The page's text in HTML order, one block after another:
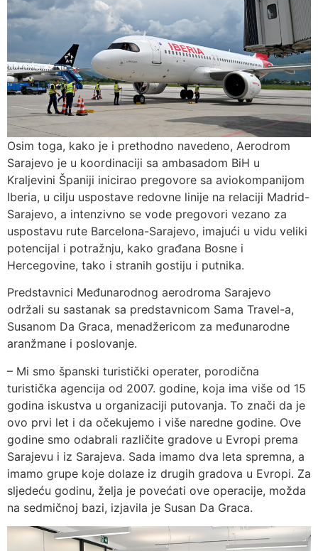
Osim toga, kako je i prethodno navedeno, Aerodrom
Sarajevo je u koordinaciji sa ambasadom BiH u
Kraljevini Španiji inicirao pregovore sa aviokompanijom
Iberia, u cilju uspostave redovne linije na relaciji Madrid-
Sarajevo, a intenzivno se vode pregovori vezano za
uspostavu rute Barcelona-Sarajevo, imajući u vidu veliki
potencijal i potražnju, kako građana Bosne i
Hercegovine, tako i stranih gostiju i putnika.
Predstavnici Međunarodnog aerodroma Sarajevo
održali su sastanak sa predstavnicom Sama Travel-a,
Susanom Da Graca, menadžericom za međunarodne
aranžmane i poslovanje.
– Mi smo španski turistički operater, porodična
turistička agencija od 2007. godine, koja ima više od 15
godina iskustva u organizaciji putovanja. To znači da je
ovo prvi let i da očekujemo i više naredne godine. Ove
godine smo odabrali različite gradove u Evropi prema
Sarajevu i iz Sarajeva. Sada imamo dva leta spremna, a
imamo grupe koje dolaze iz drugih gradova u Evropi. Za
sljedeću godinu, želja je povećati ove operacije, možda
na sedmičnoj bazi, izjavila je Susan Da Graca.